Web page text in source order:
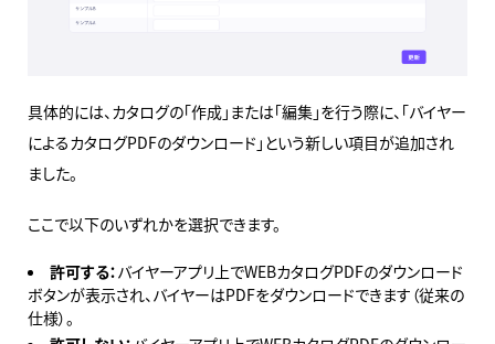
具体的には、カタログの「作成」または「編集」を行う際に、「バイヤー
によるカタログPDFのダウンロード」という新しい項目が追加され
ました。
ここで以下のいずれかを選択できます。
許可する：バイヤーアプリ上でWEBカタログPDFのダウンロード
ボタンが表示され、バイヤーはPDFをダウンロードできます（従来の
仕様）。